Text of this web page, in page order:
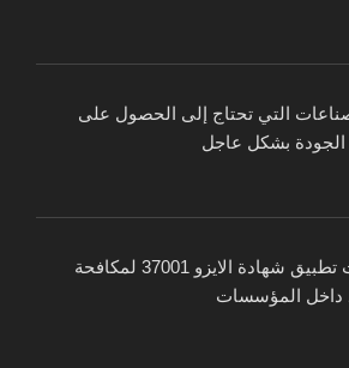
التي تحتاج إلى الحصول على
بشكل عاجل
خطوات تطبيق شهادة الايزو 37001 لمكافحة
داخل المؤسسات